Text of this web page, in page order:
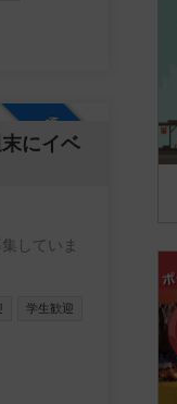
参加自由
にイベ
していま
学生歓迎